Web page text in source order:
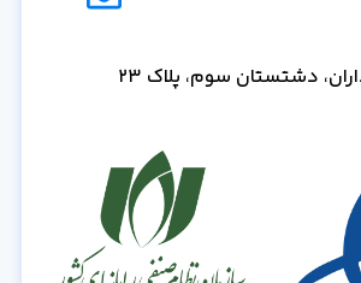
دشتستان سوم، پلاک 23